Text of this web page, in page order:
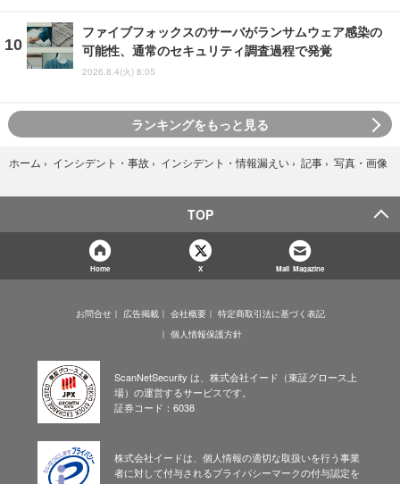
ファイブフォックスのサーバがランサムウェア感染の
可能性、通常のセキュリティ調査過程で発覚
2026.8.4(火) 8:05
ランキングをもっと見る
ホーム › インシデント・事故 › インシデント・情報漏えい › 記事 › 写真・画像
TOP
Home X Mail Magazine
お問合せ 広告掲載 会社概要
特定商取引法に基づく表記
個人情報保護方針
ScanNetSecurity は、株式会社イード（東証グロース上
場）の運営するサービスです。
証券コード：6038
株式会社イードは、個人情報の適切な取扱いを行う事業
者に対して付与されるプライバシーマークの付与認定を